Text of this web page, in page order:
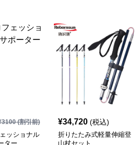
3100(割引前)
ッショナル
ター
¥34,720 (税込)
折りたたみ式軽量伸縮登
山杖セット